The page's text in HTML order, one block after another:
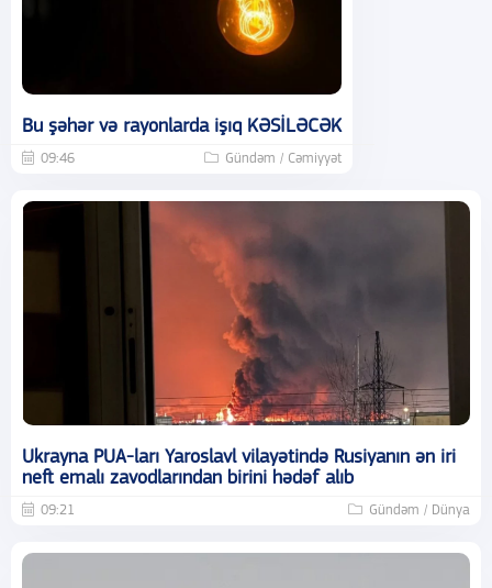
Bu şəhər və rayonlarda işıq KƏSİLƏCƏK
09:46 Gündəm / Cəmiyyət
Ukrayna PUA-ları Yaroslavl vilayətində Rusiyanın ən iri
neft emalı zavodlarından birini hədəf alıb
09:21 Gündəm / Dünya